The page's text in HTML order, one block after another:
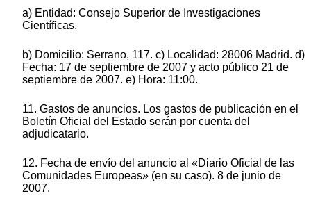
a) Entidad: Consejo Superior de Investigaciones
Científicas.
b) Domicilio: Serrano, 117. c) Localidad: 28006 Madrid. d)
Fecha: 17 de septiembre de 2007 y acto público 21 de
septiembre de 2007. e) Hora: 11:00.
11. Gastos de anuncios. Los gastos de publicación en el
Boletín Oficial del Estado serán por cuenta del
adjudicatario.
12. Fecha de envío del anuncio al «Diario Oficial de las
Comunidades Europeas» (en su caso). 8 de junio de
2007.